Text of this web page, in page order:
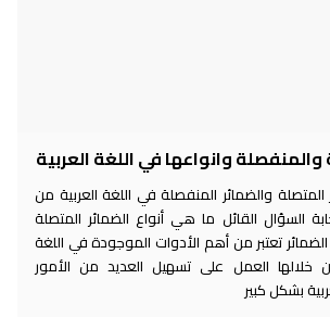
والمنفصلة وانواعها في اللغة العربية
والضمائر المنفصلة في اللغة العربية من
السؤال القائل ما هي أنواع الضمائر المتصلة
الضمائر تعتبر من أهم الأدوات الموجودة في اللغة
خلالها العمل على تسهيل العديد من الأمور
بشكل كبير